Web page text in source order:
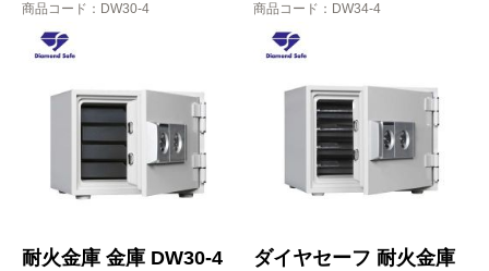
商品コード ：DW30-4
耐火金庫 金庫 DW30-4
商品コード ：DW34-4
ダイヤセーフ 耐火金庫